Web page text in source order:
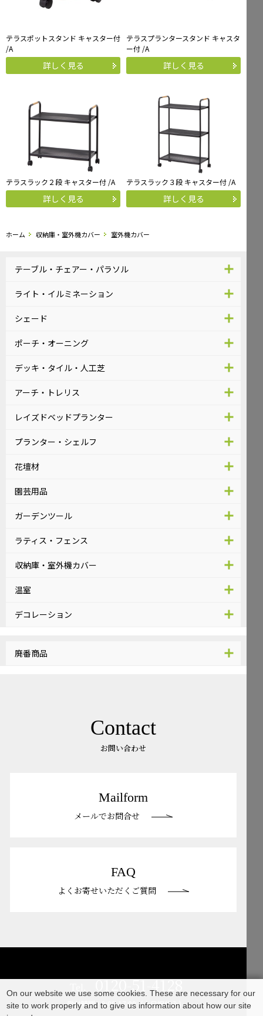
テラスポットスタンド キャスター付
/A
詳しく見る
テラスプランタースタンド キャスタ
ー付 /A
詳しく見る
テラスラック２段 キャスター付 /A
詳しく見る
テラスラック３段 キャスター付 /A
詳しく見る
ホーム 収納庫・室外機カバー 室外機カバー
テーブル・チェアー・パラソル
ライト・イルミネーション
シェード
ポーチ・オーニング
デッキ・タイル・人工芝
アーチ・トレリス
レイズドベッドプランター
プランター・シェルフ
花壇材
園芸用品
ガーデンツール
ラティス・フェンス
収納庫・室外機カバー
温室
デコレーション
廃番商品
Contact
お問い合わせ
Mailform
メールでお問合せ
FAQ
よくお寄せいただくご質問
0120-51-4128
受付時間 / 9:00-17:00（土日祝休み）
On our website we use some cookies. These are necessary for our
site to work properly and to give us information about how our site